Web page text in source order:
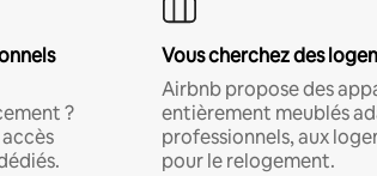
?
Vous cherchez des
Airbnb propose des
entièrement meublés
professionnels, aux
pour le relogement.